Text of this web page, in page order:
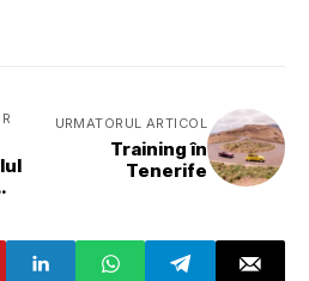
URMATORUL ARTICOL
Training în
Tenerife